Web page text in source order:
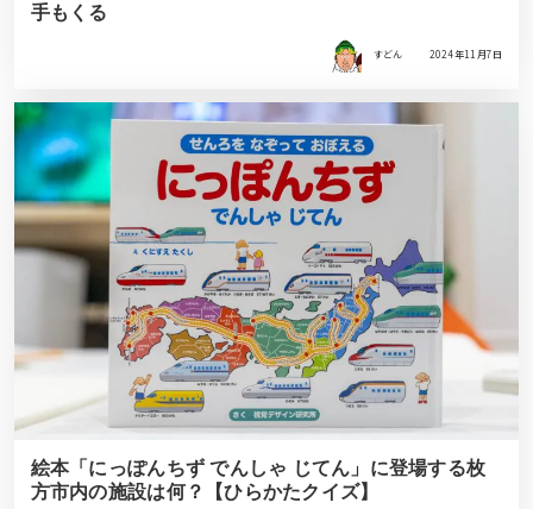
手もくる
すどん 2024年11月7日
絵本「にっぽんちず でんしゃ じてん」に登場する枚
方市内の施設は何？【ひらかたクイズ】